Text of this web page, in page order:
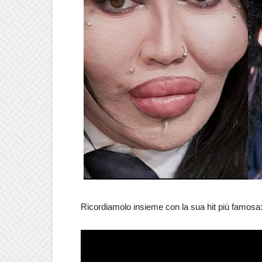
Ricordiamolo insieme con la sua hit più famosa: